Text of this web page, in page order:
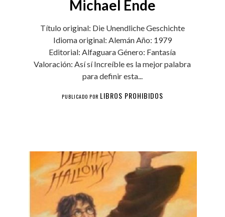
Michael Ende
Título original: Die Unendliche Geschichte
Idioma original: Alemán Año: 1979
Editorial: Alfaguara Género: Fantasía
Valoración: Así sí Increíble es la mejor palabra
para definir esta...
PUBLICADO POR LIBROS PROHIBIDOS